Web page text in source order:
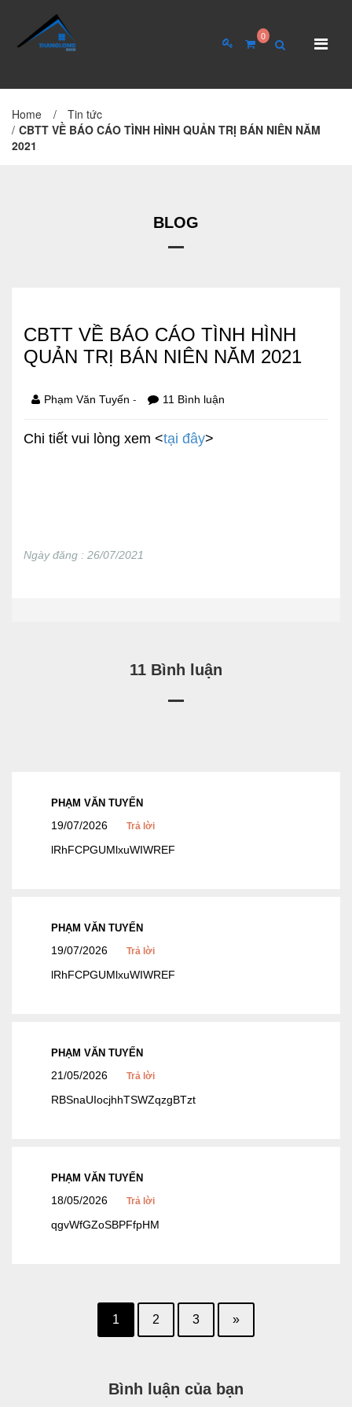
0
TRANG CHỦ
Đại hội cổ đông
Điều lệ và quy chế
Tin hoạt động
Home /
Tin tức
/ CBTT VỀ BÁO CÁO TÌNH HÌNH QUẢN TRỊ BÁN NIÊN NĂM
2021
BLOG
CBTT VỀ BÁO CÁO TÌNH HÌNH
QUẢN TRỊ BÁN NIÊN NĂM 2021
Phạm Văn Tuyến - 11 Bình luận
Chi tiết vui lòng xem <tại đây>
Ngày đăng : 26/07/2021
11 Bình luận
PHẠM VĂN TUYẾN
19/07/2026 Trả lời
lRhFCPGUMlxuWIWREF
PHẠM VĂN TUYẾN
19/07/2026 Trả lời
lRhFCPGUMlxuWIWREF
PHẠM VĂN TUYẾN
21/05/2026 Trả lời
RBSnaUIocjhhTSWZqzgBTzt
PHẠM VĂN TUYẾN
18/05/2026 Trả lời
qgvWfGZoSBPFfpHM
1 2 3 »
Bình luận của bạn